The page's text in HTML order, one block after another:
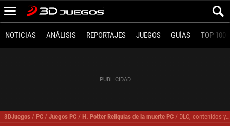
NOTICIAS ANÁLISIS REPORTAJES JUEGOS GUÍAS TOP 100
3DJuegos / PC / Juegos PC / H. Potter Reliquias de la muerte PC / DLC, contenidos y expansiones H. Potter Reliquias de la muerte PC